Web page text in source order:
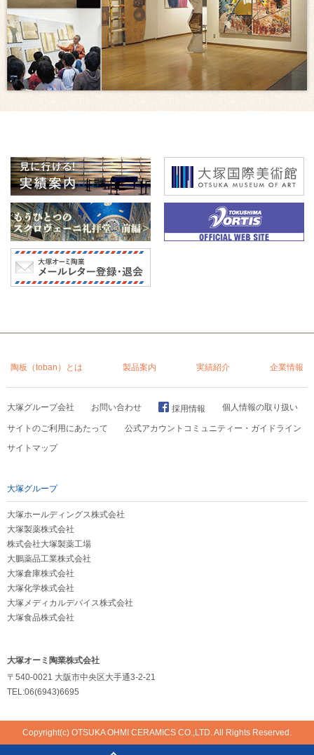
陶板（toban）とは 製品案内 実績紹介 企業情報
大塚グループ会社 お問い合わせ 採用情報 個人情報の取り扱い
サイトのご利用にあたって
公式アカウントコミュニティー・ガイドライン
サイトマップ
大塚グループ
大塚ホールディングス株式会社
大塚製薬株式会社
株式会社大塚製薬工場
大鵬薬品工業株式会社
大塚倉庫株式会社
大塚化学株式会社
大塚メディカルデバイス株式会社
大塚食品株式会社
大塚オーミ陶業株式会社
〒540-0021 大阪市中央区大手通3-2-21
TEL:06(6943)6695
Copyright(c) OTSUKA OHMI CERAMICS CO.,LTD. All Rights Reserved.